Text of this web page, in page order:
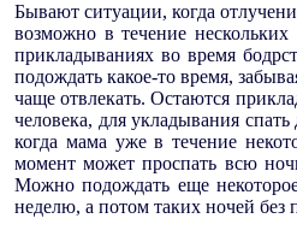
Бывают ситуации, когда
возможно в течение
прикладываниях во время
подождать какое-то время,
чаще отвлекать. Остаются
человека, для укладывания
когда мама уже в течение
момент может проспать всю
Можно подождать еще
неделю, а потом таких ночей без